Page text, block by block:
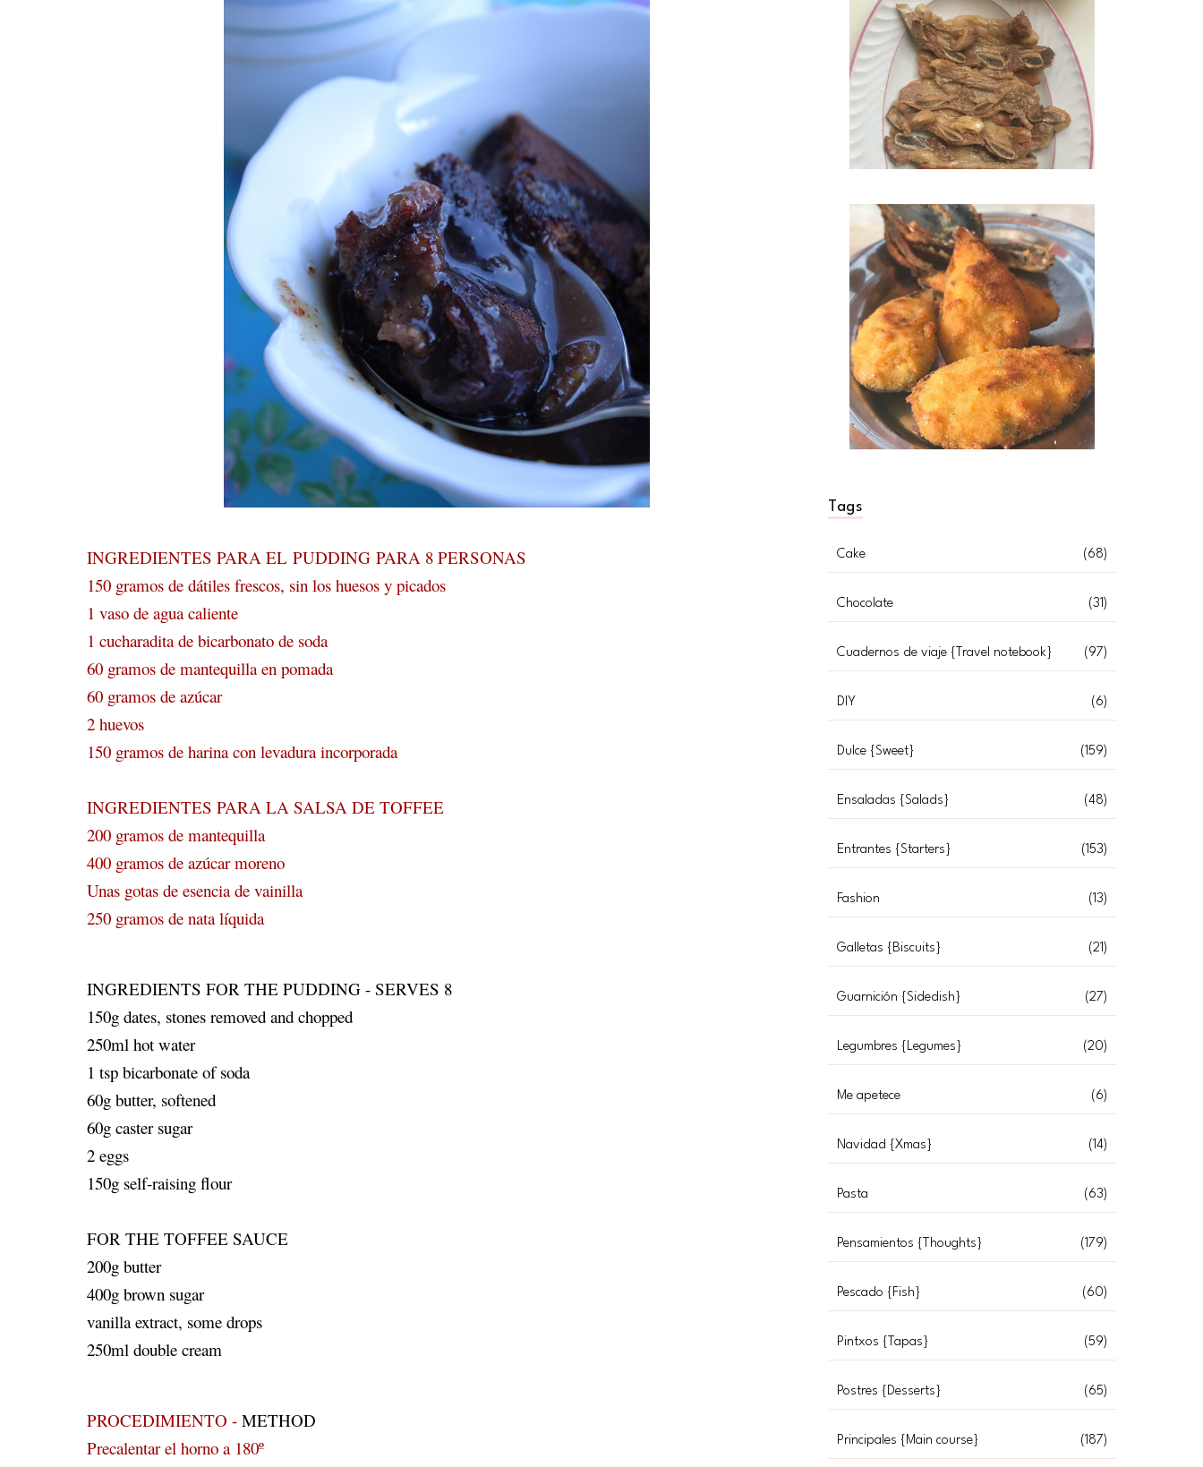
INGREDIENTES PARA EL PUDDING PARA 8 PERSONAS
150 gramos de dátiles frescos, sin los huesos y picados
1 vaso de agua caliente
1 cucharadita de bicarbonato de soda
60 gramos de mantequilla en pomada
60 gramos de azúcar
2 huevos
150 gramos de harina con levadura incorporada
INGREDIENTES PARA LA SALSA DE TOFFEE
200 gramos de mantequilla
400 gramos de azúcar moreno
Unas gotas de esencia de vainilla
250 gramos de nata líquida
INGREDIENTS FOR THE PUDDING - SERVES 8
150g dates, stones removed and chopped
250ml hot water
1 tsp bicarbonate of soda
60g butter, softened
60g caster sugar
2 eggs
150g self-raising flour
FOR THE TOFFEE SAUCE
200g butter
400g brown sugar
vanilla extract, some drops
250ml double cream
PROCEDIMIENTO - METHOD
Precalentar el horno a 180º
Tags
Cake (68)
Chocolate (31)
Cuadernos de viaje {Travel notebook} (97)
DIY (6)
Dulce {Sweet} (159)
Ensaladas {Salads} (48)
Entrantes {Starters} (153)
Fashion (13)
Galletas {Biscuits} (21)
Guarnición {Sidedish} (27)
Legumbres {Legumes} (20)
Me apetece (6)
Navidad {Xmas} (14)
Pasta (63)
Pensamientos {Thoughts} (179)
Pescado {Fish} (60)
Pintxos {Tapas} (59)
Postres {Desserts} (65)
Principales {Main course} (187)